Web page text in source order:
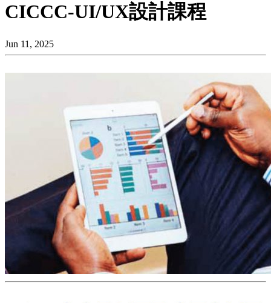
CICCC-UI/UX設計課程
Jun 11, 2025